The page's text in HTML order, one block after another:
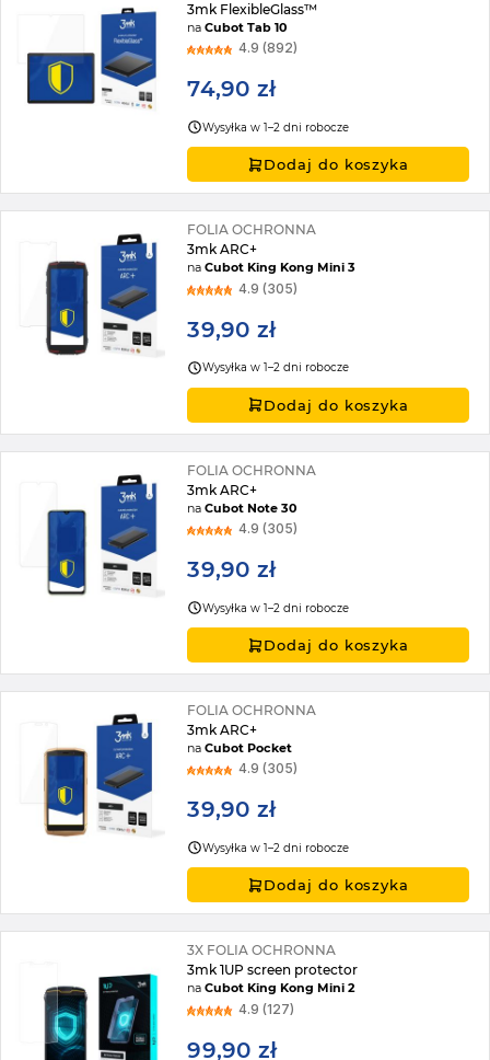
3mk FlexibleGlass™
naCubot Tab 10
4.9 (892)
74,90 zł
Wysyłka w 1–2 dni robocze
Dodaj do koszyka
FOLIA OCHRONNA
3mk ARC+
naCubot King Kong Mini 3
4.9 (305)
39,90 zł
Wysyłka w 1–2 dni robocze
Dodaj do koszyka
FOLIA OCHRONNA
3mk ARC+
naCubot Note 30
4.9 (305)
39,90 zł
Wysyłka w 1–2 dni robocze
Dodaj do koszyka
FOLIA OCHRONNA
3mk ARC+
naCubot Pocket
4.9 (305)
39,90 zł
Wysyłka w 1–2 dni robocze
Dodaj do koszyka
3X FOLIA OCHRONNA
3mk 1UP screen protector
naCubot King Kong Mini 2
4.9 (127)
99,90 zł